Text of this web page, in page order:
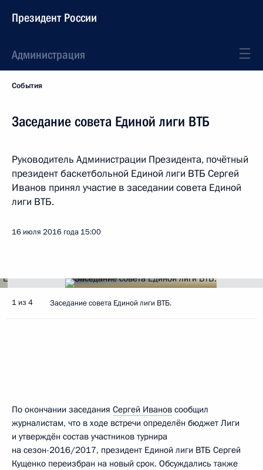
Президент России
Администрация
События
Заседание совета Единой лиги ВТБ
Руководитель Администрации Президента, почётный
президент баскетбольной Единой лиги ВТБ Сергей
Иванов принял участие в заседании совета Единой
лиги ВТБ.
16 июля 2016 года 15:00
1 из 4 Заседание совета Единой лиги ВТБ.
По окончании заседания Сергей Иванов сообщил
журналистам, что в ходе встречи определён бюджет Лиги
и утверждён состав участников турнира
на сезон-2016/2017, президент Единой лиги ВТБ Сергей
Кущенко переизбран на новый срок. Обсуждались также